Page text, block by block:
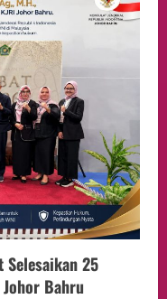
Sebelumnya Jadi
PM Thailand
ketahan
Kerjasama
Selesaikan 25
Bahru